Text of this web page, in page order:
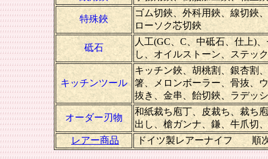
特殊鋏
ゴム切鋏、外科用鋏、線切鋏
ローソク芯切鋏
砥石
人工(GC、C、中砥石、仕上)
し、オイルストーン、ステッ
キッチンツール
キッチン鋏、胡桃割、銀杏割
箸、メロンボーラー、骨抜、
抜き、金串、飴切鋏、ラデッ
オーダー刃物
和紙裁ち庖丁、皮裁ち、裁ち
出し、槍ガンナ、鎌、牛爪切
レアー商品
ドイツ製レアーナイフ 順